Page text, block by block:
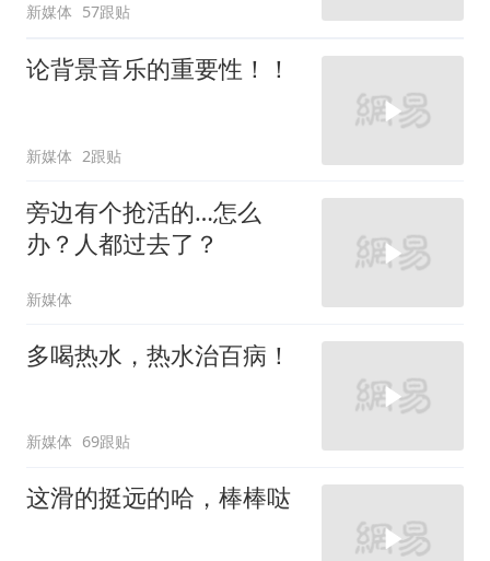
新媒体 57跟贴
论背景音乐的重要性！！
新媒体 2跟贴
旁边有个抢活的…怎么
办？人都过去了？
新媒体
多喝热水，热水治百病！
新媒体 69跟贴
这滑的挺远的哈，棒棒哒